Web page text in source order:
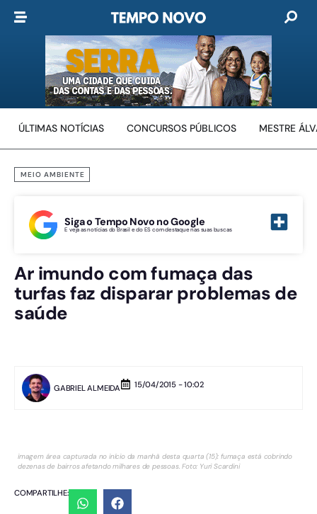
ÚLTIMAS NOTÍCIAS CONCURSOS PÚBLICOS MESTRE
MEIO AMBIENTE
Siga o Tempo Novo no Google
E veja as notícias do Brasil e do ES com destaque nas suas buscas
Ar imundo com fumaça das
turfas faz disparar problemas de
saúde
GABRIEL ALMEIDA 15/04/2015 - 10:02
imagem área capturada no início da manhã desta quarta (15): fumaça está cobrindo
dezenas de bairros afetando milhares de pessoas. Foto: Yuri Scardini
COMPARTILHE: